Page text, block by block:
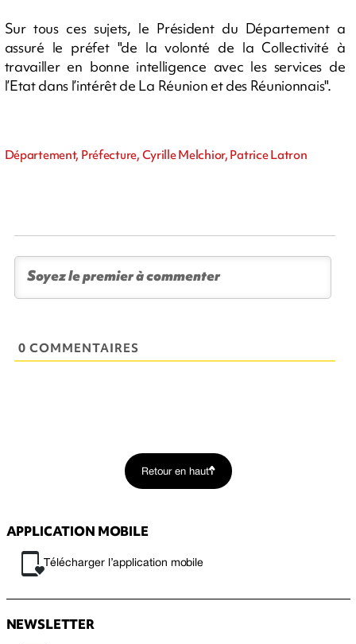
Sur tous ces sujets, le Président du Département a
assuré le préfet "de la volonté de la Collectivité à
travailler en bonne intelligence avec les services de
l’Etat dans l’intérêt de La Réunion et des Réunionnais".
Département, Préfecture, Cyrille Melchior, Patrice Latron
0 COMMENTAIRES
Retour en haut
APPLICATION MOBILE
Télécharger l’application mobile
NEWSLETTER